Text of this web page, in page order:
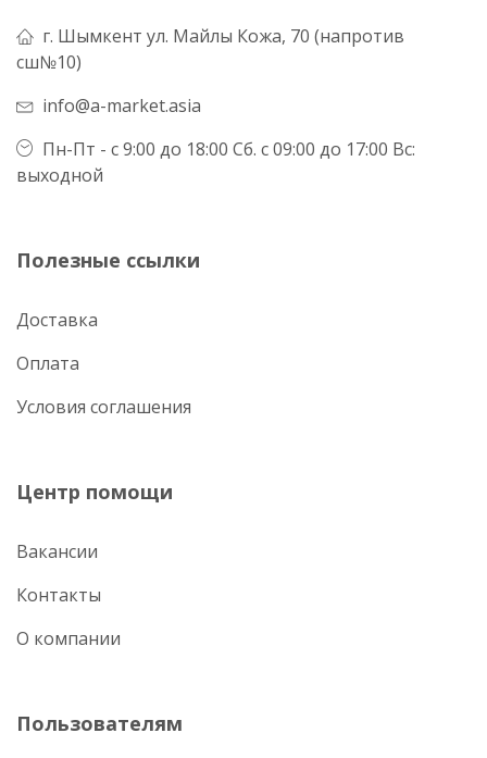
г. Шымкент ул. Майлы Кожа, 70 (напротив
сш№10)
info@a-market.asia
Пн-Пт - с 9:00 до 18:00 Сб. с 09:00 до 17:00 Вс:
выходной
Полезные ссылки
Доставка
Оплата
Условия соглашения
Центр помощи
Вакансии
Контакты
О компании
Пользователям